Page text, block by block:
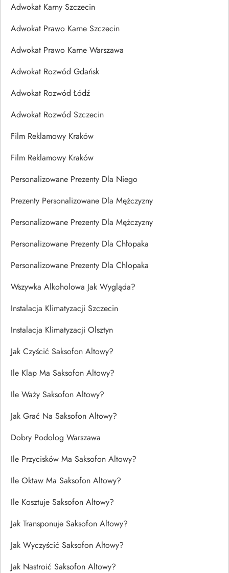
Adwokat Karny Szczecin
Adwokat Prawo Karne Szczecin
Adwokat Prawo Karne Warszawa
Adwokat Rozwód Gdańsk
Adwokat Rozwód Łódź
Adwokat Rozwód Szczecin
Film Reklamowy Kraków
Film Reklamowy Kraków
Personalizowane Prezenty Dla Niego
Prezenty Personalizowane Dla Mężczyzny
Personalizowane Prezenty Dla Mężczyzny
Personalizowane Prezenty Dla Chłopaka
Personalizowane Prezenty Dla Chlopaka
Wszywka Alkoholowa Jak Wygląda?
Instalacja Klimatyzacji Szczecin
Instalacja Klimatyzacji Olsztyn
Jak Czyścić Saksofon Altowy?
Ile Klap Ma Saksofon Altowy?
Ile Waży Saksofon Altowy?
Jak Grać Na Saksofon Altowy?
Dobry Podolog Warszawa
Ile Przycisków Ma Saksofon Altowy?
Ile Oktaw Ma Saksofon Altowy?
Ile Kosztuje Saksofon Altowy?
Jak Transponuje Saksofon Altowy?
Jak Wyczyścić Saksofon Altowy?
Jak Nastroić Saksofon Altowy?